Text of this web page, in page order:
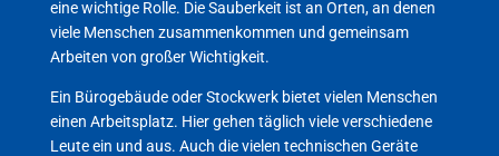
eine wichtige Rolle. Die Sauberkeit ist an Orten, an denen
viele Menschen zusammenkommen und gemeinsam
Arbeiten von großer Wichtigkeit.
Ein Bürogebäude oder Stockwerk bietet vielen Menschen
einen Arbeitsplatz. Hier gehen täglich viele verschiedene
Leute ein und aus. Auch die vielen technischen Geräte